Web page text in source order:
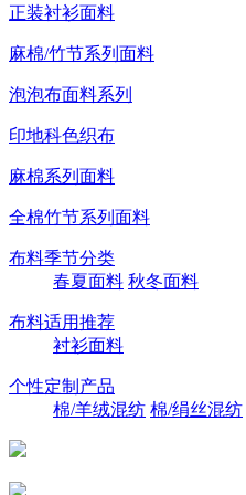
正装衬衫面料
麻棉/竹节系列面料
泡泡布面料系列
印地科色织布
麻棉系列面料
全棉竹节系列面料
布料季节分类
春夏面料 秋冬面料
布料适用推荐
衬衫面料
个性定制产品
棉/羊绒混纺 棉/绢丝混纺